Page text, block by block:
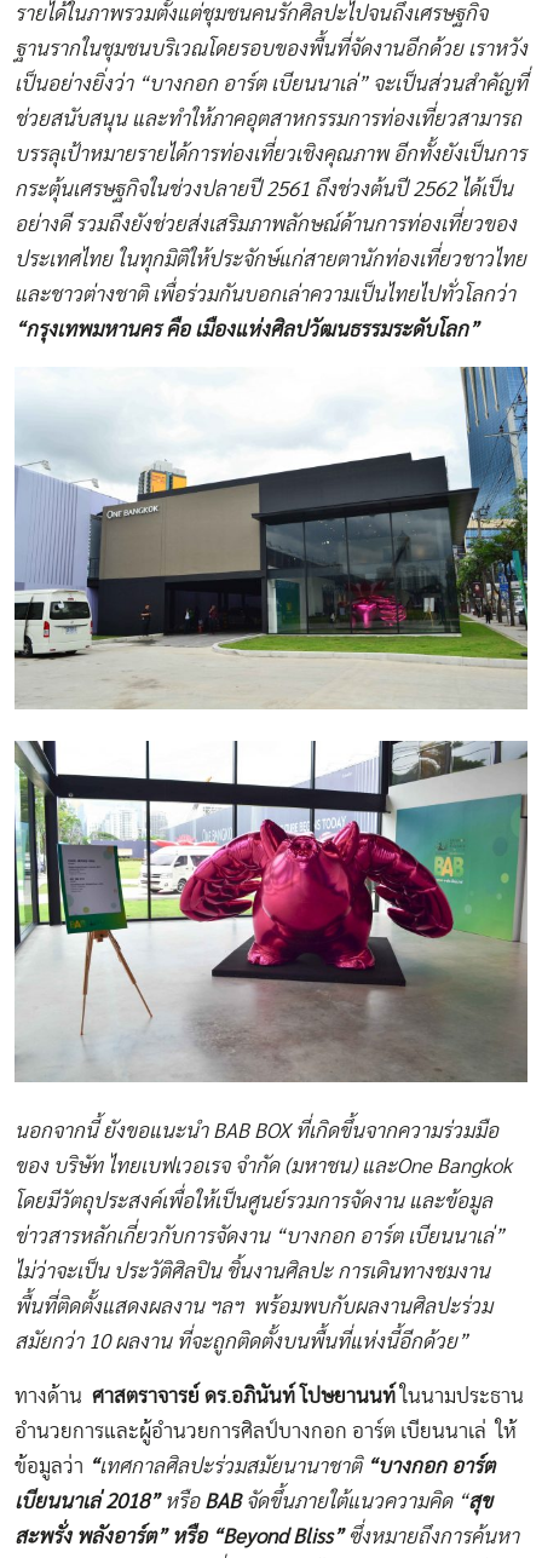
รายได้ในภาพรวมตั้งแต่ชุมชนคนรักศิลปะไปจนถึงเศรษฐกิจ
ฐานรากในชุมชนบริเวณโดยรอบของพื้นที่จัดงานอีกด้วย เราหวัง
เป็นอย่างยิ่งว่า “บางกอก อาร์ต เบียนนาเล่” จะเป็นส่วนสำคัญที่
ช่วยสนับสนุน และทำให้ภาคอุตสาหกรรมการท่องเที่ยวสามารถ
บรรลุเป้าหมายรายได้การท่องเที่ยวเชิงคุณภาพ อีกทั้งยังเป็นการ
กระตุ้นเศรษฐกิจในช่วงปลายปี 2561 ถึงช่วงต้นปี 2562 ได้เป็น
อย่างดี รวมถึงยังช่วยส่งเสริมภาพลักษณ์ด้านการท่องเที่ยวของ
ประเทศไทย ในทุกมิติให้ประจักษ์แก่สายตานักท่องเที่ยวชาวไทย
และชาวต่างชาติ เพื่อร่วมกันบอกเล่าความเป็นไทยไปทั่วโลกว่า
“กรุงเทพมหานคร คือ เมืองแห่งศิลปวัฒนธรรมระดับโลก”
นอกจากนี้ ยังขอแนะนำ BAB BOX ที่เกิดขึ้นจากความร่วมมือ
ของ บริษัท ไทยเบฟเวอเรจ จำกัด (มหาชน) และOne Bangkok
โดยมีวัตถุประสงค์เพื่อให้เป็นศูนย์รวมการจัดงาน และข้อมูล
ข่าวสารหลักเกี่ยวกับการจัดงาน “บางกอก อาร์ต เบียนนาเล่”
ไม่ว่าจะเป็น ประวัติศิลปิน ชิ้นงานศิลปะ การเดินทางชมงาน
พื้นที่ติดตั้งแสดงผลงาน ฯลฯ พร้อมพบกับผลงานศิลปะร่วม
สมัยกว่า 10 ผลงาน ที่จะถูกติดตั้งบนพื้นที่แห่งนี้อีกด้วย”
ทางด้าน ศาสตราจารย์ ดร.อภินันท์ โปษยานนท์ ในนามประธาน
อำนวยการและผู้อำนวยการศิลป์บางกอก อาร์ต เบียนนาเล่ ให้
ข้อมูลว่า “เทศกาลศิลปะร่วมสมัยนานาชาติ “บางกอก อาร์ต
เบียนนาเล่2018” หรือ BABจัดขึ้นภายใต้แนวความคิด “สุข
สะพรั่ง พลังอาร์ต” หรือ “Beyond Bliss” ซึ่งหมายถึงการค้นหา